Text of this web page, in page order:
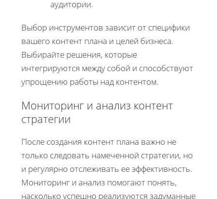
аудитории.
Выбор инструментов зависит от специфики
вашего контент плана и целей бизнеса.
Выбирайте решения, которые
интегрируются между собой и способствуют
упрощению работы над контентом.
Мониторинг и анализ контент
стратегии
После создания контент плана важно не
только следовать намеченной стратегии, но
и регулярно отслеживать ее эффективность.
Мониторинг и анализ помогают понять,
насколько успешно реализуются задуманные